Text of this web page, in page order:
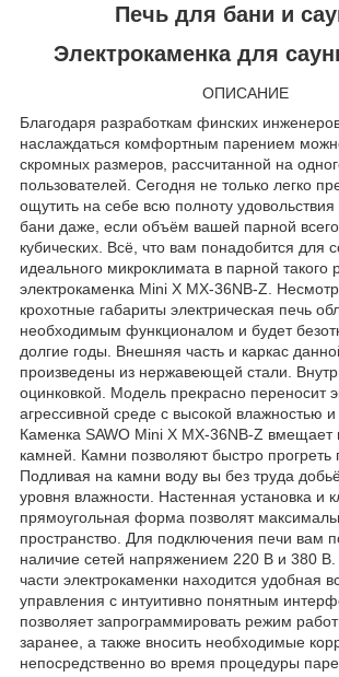
Печь для бани и
Электрокаменка для
ОПИСАНИЕ
Благодаря разработкам финских
наслаждаться комфортным парением
скромных размеров, рассчитанной на
пользователей. Сегодня не только легко
ощутить на себе всю полноту
бани даже, если объём вашей парной
кубических. Всё, что вам понадобится для
идеального микроклимата в парной такого
электрокаменка Mini X MX-36NB-Z.
крохотные габариты электрическая печь
необходимым функционалом и будет
долгие годы. Внешняя часть и каркас
произведены из нержавеющей стали.
оцинковкой. Модель прекрасно переносит
агрессивной среде с высокой влажностью и
Каменка SAWO Mini X MX-36NB-Z вмещает
камней. Камни позволяют быстро
Подливая на камни воду вы без труда
уровня влажности. Настенная установка и
прямоугольная форма позволят
пространство. Для подключения печи вам
наличие сетей напряжением 220 В и 380
части электрокаменки находится удобная
управления с интуитивно понятным
позволяет запрограммировать режим
заранее, а также вносить необходимые
непосредственно во время процедуры